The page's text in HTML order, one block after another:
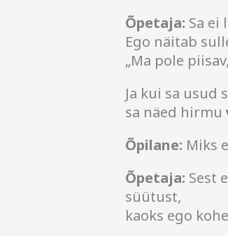
Õpetaja: Sa ei
Ego näitab
„Ma pole
Ja kui sa usud
sa näed hirmu
Õpilane: Miks
Õpetaja: Sest
süütust,
kaoks ego